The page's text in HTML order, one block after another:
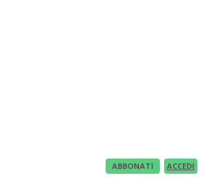
ABBONATI ACCEDI